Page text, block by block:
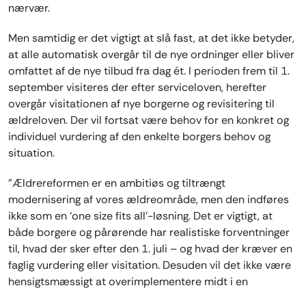
nærvær.
Men samtidig er det vigtigt at slå fast, at det ikke betyder,
at alle automatisk overgår til de nye ordninger eller bliver
omfattet af de nye tilbud fra dag ét. I perioden frem til 1.
september visiteres der efter serviceloven, herefter
overgår visitationen af nye borgerne og revisitering til
ældreloven. Der vil fortsat være behov for en konkret og
individuel vurdering af den enkelte borgers behov og
situation.
"Ældrereformen er en ambitiøs og tiltrængt
modernisering af vores ældreområde, men den indføres
ikke som en ‘one size fits all’-løsning. Det er vigtigt, at
både borgere og pårørende har realistiske forventninger
til, hvad der sker efter den 1. juli – og hvad der kræver en
faglig vurdering eller visitation. Desuden vil det ikke være
hensigtsmæssigt at overimplementere midt i en